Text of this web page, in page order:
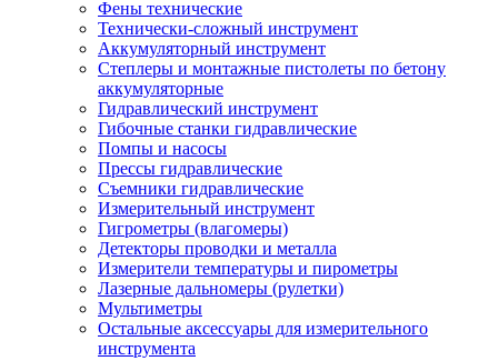
Фены технические
Технически-сложный инструмент
Аккумуляторный инструмент
Степлеры и монтажные пистолеты по бетону
аккумуляторные
Гидравлический инструмент
Гибочные станки гидравлические
Помпы и насосы
Прессы гидравлические
Съемники гидравлические
Измерительный инструмент
Гигрометры (влагомеры)
Детекторы проводки и металла
Измерители температуры и пирометры
Лазерные дальномеры (рулетки)
Мультиметры
Остальные аксессуары для измерительного
инструмента